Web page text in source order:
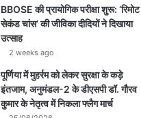
BBOSE की प्रायोगिक परीक्षा शुरू: ‘रिमोट
सेकंड चांस’ की जीविका दीदियों ने दिखाया
उत्साह
2 weeks ago
पूर्णिया में मुहर्रम को लेकर सुरक्षा के कड़े
इंतजाम, अनुमंडल-2 के डीएसपी डॉ. गौरव
कुमार के नेतृत्व में निकला फ्लैग मार्च